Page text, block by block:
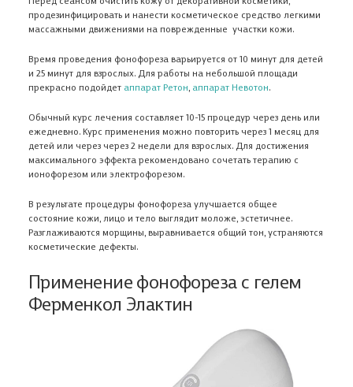
продезинфицировать и нанести косметическое средство легкими
массажными движениями на поврежденные участки кожи.
Время проведения фонофореза варьируется от 10 минут для детей
и 25 минут для взрослых. Для работы на небольшой площади
прекрасно подойдет аппарат Ретон аппарат Невотон.
Обычный курс лечения составляет 10-15 процедур через день или
ежедневно. Курс применения можно повторить через 1 месяц для
детей или через через 2 недели для взрослых. Для достижения
максимального эффекта рекомендовано сочетать терапию с
ионофорезом или электрофорезом.
В результате процедуры фонофореза улучшается общее
состояние кожи, лицо и тело выглядит моложе, эстетичнее.
Разглаживаются морщины, выравнивается общий тон, устраняются
косметические дефекты.
Применение фонофореза с гелем
Ферменкол Элактин
Авторизоваться по e-mail
Нажимая на кнопку, Вы подтверждаете, что ознакомились
сУсловиями обработки персональных данных
и даете свое согласие на передачу и обработку Ваших
персональных данных.
ОБРАЗОВАНИЯ
Проверьте данные
Проверьте данные
АДРЕС ДОБАВЛЕН
Ферменкол набор для энзимной
коррекции
1 890 ₽
Ферменкол
атрофических
3 900 ₽
можно проверить папку со спамом
НЕТ
НЕТ
ОТЛИЧНО
ОТЛИЧНО
Условиями обработки персональных данныхи даю свое
согласие на передачу и обработку своих персональных
данных.
ЗАКАЗАТЬ ОБРАТНЫЙ ЗВОНОК
Условиями обработки персональных данных
Условиями обработки персональных данных
ПОДПИСАТЬСЯ НА РАССЫЛКУ
ОТЛИЧНО
ОТЛИЧНО